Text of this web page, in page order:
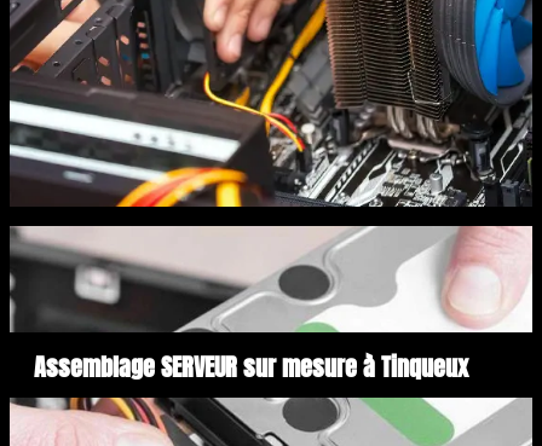
Assemblage SERVEUR sur mesure à Tinqueux